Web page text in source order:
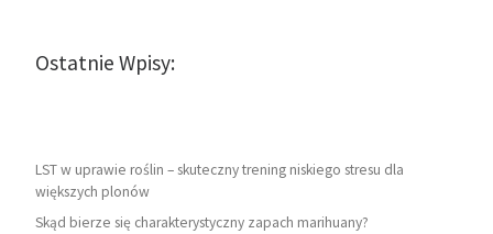
Ostatnie Wpisy:
LST w uprawie roślin – skuteczny trening niskiego stresu dla
większych plonów
Skąd bierze się charakterystyczny zapach marihuany?